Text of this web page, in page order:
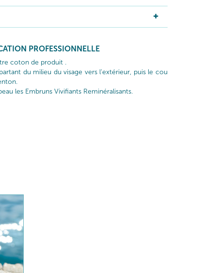
PROFESSIONNELLE
coton de produit .
du milieu du visage vers l'extérieur, puis le cou
les Embruns Vivifiants Reminéralisants.